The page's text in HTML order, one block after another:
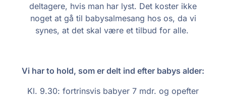
deltagere, hvis man har lyst. Det koster ikke
noget at gå til babysalmesang hos os, da vi
synes, at det skal være et tilbud for alle.
Vi har to hold, som er delt ind efter babys alder:
Kl. 9.30: fortrinsvis babyer 7 mdr. og opefter